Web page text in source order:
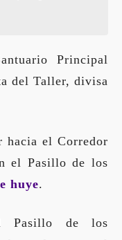
Principal
del Taller, divisa
hacia el Corredor
el Pasillo de los
huye.
Pasillo de los